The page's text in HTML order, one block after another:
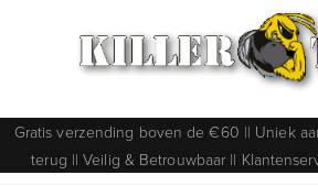
Gratis verzending boven de €60 || Uniek
terug || Veilig & Betrouwbaar ||